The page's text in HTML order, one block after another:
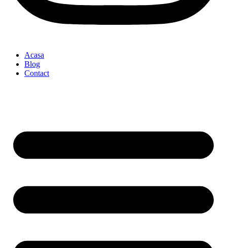
Acasa
Blog
Contact